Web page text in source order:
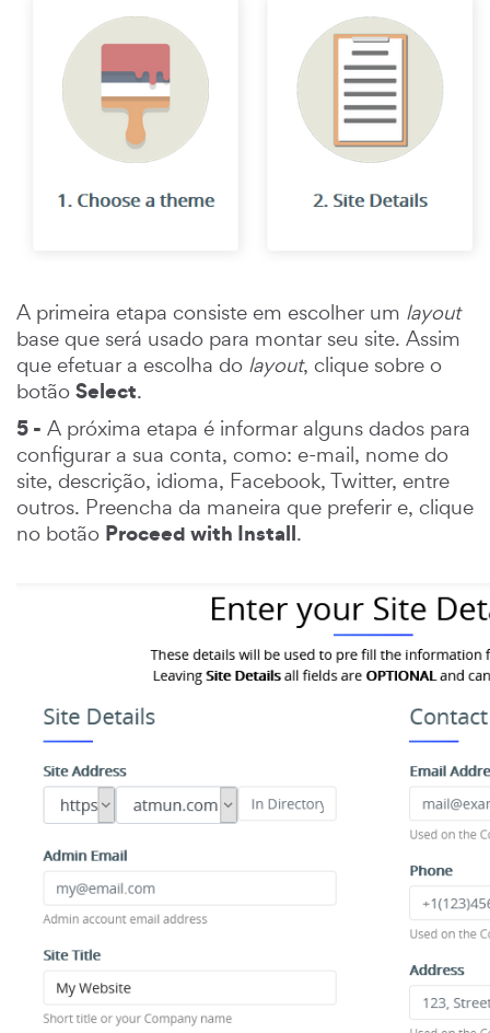
A primeira etapa consiste em escolher um layout
base que será usado para montar seu site. Assim
que efetuar a escolha do layout, clique sobre o
botão Select.
5 - A próxima etapa é informar alguns dados para
configurar a sua conta, como: e-mail, nome do
site, descrição, idioma, Facebook, Twitter, entre
outros. Preencha da maneira que preferir e, clique
no botão Proceed with Install.